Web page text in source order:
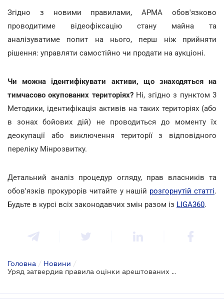
Згідно з новими правилами, АРМА обов'язково
проводитиме відеофіксацію стану майна та
аналізуватиме попит на нього, перш ніж прийняти
рішення: управляти самостійно чи продати на аукціоні.
Чи можна ідентифікувати активи, що знаходяться на
тимчасово окупованих територіях?Ні, згідно з пунктом 3
Методики, ідентифікація активів на таких територіях (або
в зонах бойових дій) не проводиться до моменту їх
деокупації або виключення території з відповідного
переліку Мінрозвитку.
Детальний аналіз процедур огляду, прав власників та
обов'язків прокурорів читайте у нашій розгорнутій статті.
Будьте в курсі всіх законодавчих змін разом із LIGA360.
Головна / Новини /
Уряд затвердив правила оцінки арештованих активів для передачі в управління